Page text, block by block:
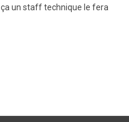
un staff technique le fera